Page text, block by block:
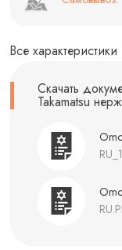
Все характеристики
Скачать
Takamatsu